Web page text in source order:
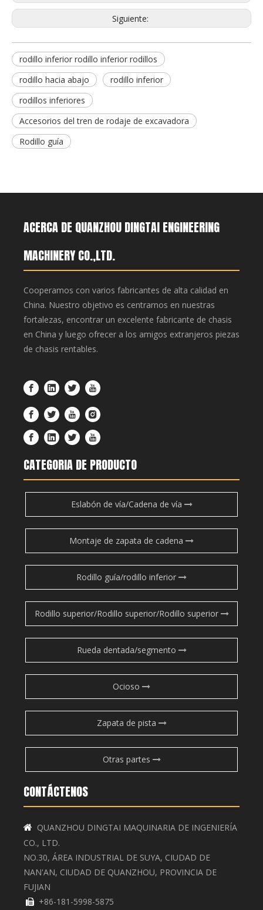
Siguiente:
rodillo inferior rodillo inferior rodillos
rodillo hacia abajo
rodillo inferior
rodillos inferiores
Accesorios del tren de rodaje de excavadora
Rodillo guía
ACERCA DE QUANZHOU DINGTAI ENGINEERING
MACHINERY CO.,LTD.
Cooperamos con varios fabricantes de alta calidad en
China. Nuestro objetivo es centrarnos en nuestras
fortalezas, encontrar un excelente fabricante de chasis
en China y luego ofrecer a los amigos extranjeros piezas
de chasis rentables.
CATEGORIA DE PRODUCTO
Eslabón de vía/Cadena de vía
Montaje de zapata de cadena
Rodillo guía/rodillo inferior
Rodillo superior/Rodillo superior/Rodillo superior
Rueda dentada/segmento
Ocioso
Zapata de pista
Otras partes
CONTÁCTENOS

QUANZHOU DINGTAI MAQUINARIA DE INGENIERÍA
CO., LTD.
NO.30, ÁREA INDUSTRIAL DE SUYA, CIUDAD DE
NAN'AN, CIUDAD DE QUANZHOU, PROVINCIA DE
FUJIAN
 +86-181-5998-5875